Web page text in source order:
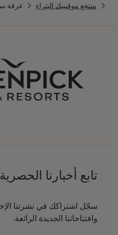
منتجع موڤنبيك البتراء
غرفة
تابع أخبارنا الحصرية
سجّل اشتراكك في نشرتنا
وافتتاحاتنا الجديدة الرائعة.